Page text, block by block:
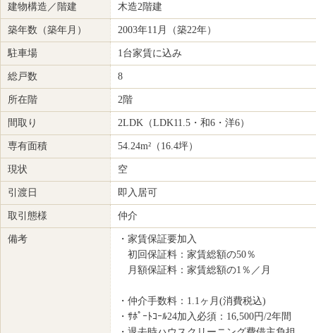
建物構造／階建 木造2階建
築年数（築年月） 2003年11月（築22年）
駐車場 1台家賃に込み
総戸数 8
所在階 2階
間取り 2LDK（LDK11.5・和6・洋6）
専有面積 54.24m²（16.4坪）
現状 空
引渡日 即入居可
取引態様 仲介
備考
・家賃保証要加入
初回保証料：家賃総額の50％
月額保証料：家賃総額の1％／月
・仲介手数料：1.1ヶ月(消費税込)
・ｻﾎﾟｰﾄｺｰﾙ24加入必須：16,500円/2年間